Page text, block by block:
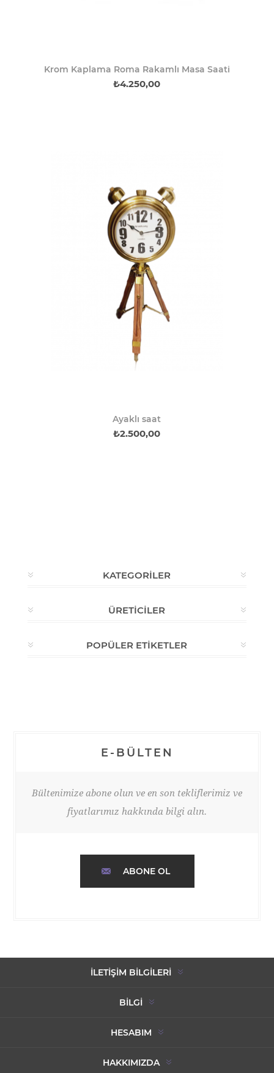
Krom Kaplama Roma Rakamlı Masa Saati
₺4.250,00
Ayaklı saat
₺2.500,00
KATEGORILER
ÜRETICILER
POPÜLER ETIKETLER
E-BÜLTEN
Bültenimize abone olun ve en son tekliflerimiz ve
fiyatlarımız hakkında bilgi alın.
ABONE OL
İLETIŞIM BILGILERI
BILGI
HESABIM
HAKKIMIZDA